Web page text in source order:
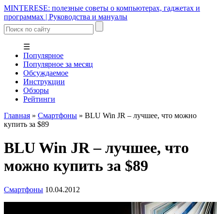
MINTERESE: полезные советы о компьютерах, гаджетах и
программах | Руководства и мануалы
☰
Популярное
Популярное за месяц
Обсуждаемое
Инструкции
Обзоры
Рейтинги
Главная » Смартфоны » BLU Win JR – лучшее, что можно
купить за $89
BLU Win JR – лучшее, что
можно купить за $89
Смартфоны 10.04.2012